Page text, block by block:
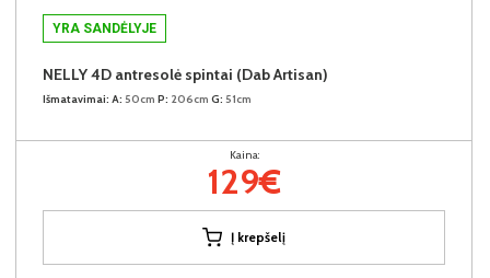
YRA SANDĖLYJE
NELLY 4D antresolė spintai (Dab Artisan)
Išmatavimai: A: 50cm P: 206cm G: 51cm
Kaina:
129€
Į krepšelį